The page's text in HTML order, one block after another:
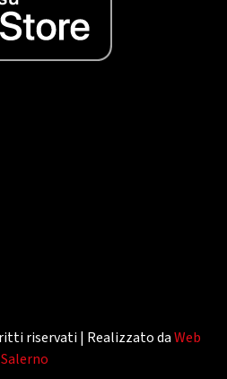
riservati | Realizzato daWeb